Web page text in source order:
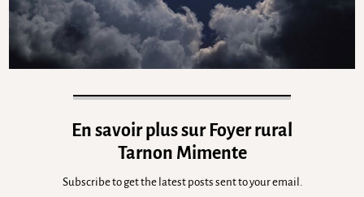
En savoir plus sur Foyer rural
Tarnon Mimente
Subscribe to get the latest posts sent to your email.